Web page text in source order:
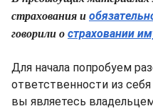
страхования и
говорили о страховании
Для начала попробуем
ответственности из
вы являетесь